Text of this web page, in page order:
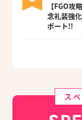
【FGO
念礼装強
ポート!!
ス